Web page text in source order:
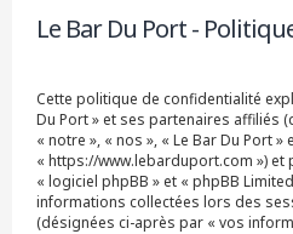
Le Bar Du Port -
Cette politique de confidentialité
Du Port » et ses partenaires affiliés
« notre », « nos », « Le Bar Du Port »
« https://www.lebarduport.com »)
« logiciel phpBB » et « phpBB
informations collectées lors des
(désignées ci-après par « vos